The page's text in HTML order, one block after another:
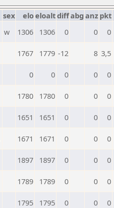
sex eloeloaltdiffabg anz pkt
w 1306 1306 0 0 0
1767 1779 -12 8 3,5
0 0 0 0 0
1780 1780 0 0 0
1651 1651 0 0 0
1671 1671 0 0 0
1897 1897 0 0 0
1789 1789 0 0 0
1795 1795 0 0 0